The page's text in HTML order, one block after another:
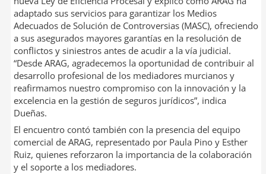
adaptado sus servicios para garantizar los Medios
Adecuados de Solución de Controversias (MASC), ofreciendo
a sus asegurados mayores garantías en la resolución de
conflictos y siniestros antes de acudir a la vía judicial.
“Desde ARAG, agradecemos la oportunidad de contribuir al
desarrollo profesional de los mediadores murcianos y
reafirmamos nuestro compromiso con la innovación y la
excelencia en la gestión de seguros jurídicos”, indica
Dueñas.
El encuentro contó también con la presencia del equipo
comercial de ARAG, representado por Paula Pino y Esther
Ruiz, quienes reforzaron la importancia de la colaboración
y el soporte a los mediadores.